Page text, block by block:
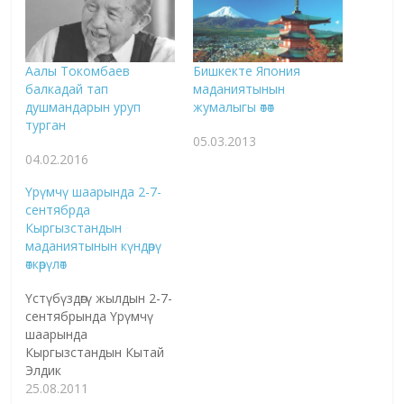
Аалы Токомбаев
балкадай тап
душмандарын уруп
турган
04.02.2016
Бишкекте Япония
маданиятынын
жумалыгы өтөт
05.03.2013
Үрүмчү шаарында 2-7-
сентябрда
Кыргызстандын
маданиятынын күндөрү
өткөрүлөт
Үстүбүздөгү жылдын 2-7-
сентябрында Үрүмчү
шаарында
Кыргызстандын Кытай
Элдик
Республикасындагы
25.08.2011